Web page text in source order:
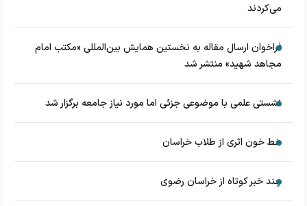
می‌کردند
فراخوان ارسال مقاله به نخستین همایش بین‌المللی «مکتب امام
مجاهد شهید» منتشر شد
نشستی علمی با موضوعی جزئی اما مورد نیاز جامعه برگزار شد
خط خون اثری از طلاب خراسان
چند خبر کوتاه از خراسان رضوی